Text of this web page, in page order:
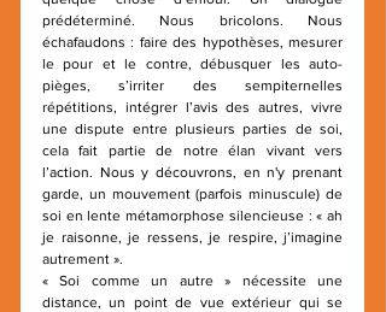
prédéterminé. Nous bricolons. Nous
échafaudons : faire des hypothèses, mesurer
le pour et le contre, débusquer les auto-
pièges, s’irriter des sempiternelles
répétitions, intégrer l’avis des autres, vivre
une dispute entre plusieurs parties de soi,
cela fait partie de notre élan vivant vers
l’action. Nous y découvrons, en n'y prenant
garde, un mouvement (parfois minuscule) de
soi en lente métamorphose silencieuse : « ah
je raisonne, je ressens, je respire, j’imagine
autrement ».
« Soi comme un autre » nécessite une
distance, un point de vue extérieur qui se